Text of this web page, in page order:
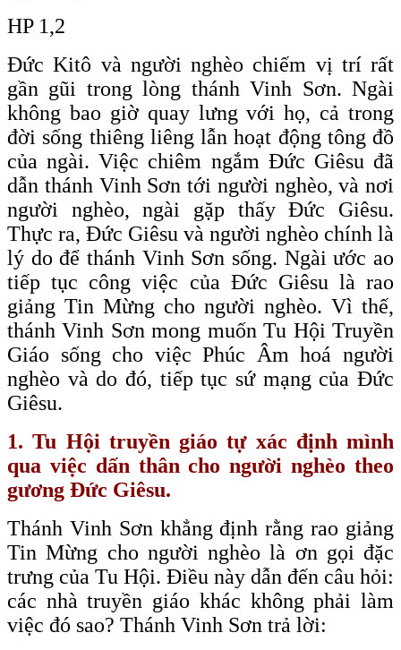
HP 1,2
Đức Kitô và người nghèo chiếm vị trí rất
gần gũi trong lòng thánh Vinh Sơn. Ngài
không bao giờ quay lưng với họ, cả trong
đời sống thiêng liêng lẫn hoạt động tông đồ
của ngài. Việc chiêm ngắm Đức Giêsu đã
dẫn thánh Vinh Sơn tới người nghèo, và nơi
người nghèo, ngài gặp thấy Đức Giêsu.
Thực ra, Đức Giêsu và người nghèo chính là
lý do để thánh Vinh Sơn sống. Ngài ước ao
tiếp tục công việc của Đức Giêsu là rao
giảng Tin Mừng cho người nghèo. Vì thế,
thánh Vinh Sơn mong muốn Tu Hội Truyền
Giáo sống cho việc Phúc Âm hoá người
nghèo và do đó, tiếp tục sứ mạng của Đức
Giêsu.
1. Tu Hội truyền giáo tự xác định mình
qua việc dấn thân cho người nghèo theo
gương Đức Giêsu.
Thánh Vinh Sơn khẳng định rằng rao giảng
Tin Mừng cho người nghèo là ơn gọi đặc
trưng của Tu Hội. Điều này dẫn đến câu hỏi:
các nhà truyền giáo khác không phải làm
việc đó sao? Thánh Vinh Sơn trả lời: